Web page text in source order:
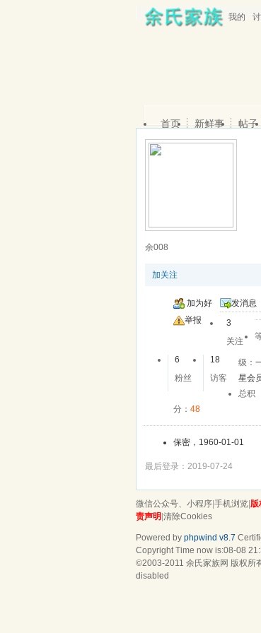
我的
首页 新鲜事 帖子
余008
加关注
加为好
友
发消息
举报
3
关注
6
粉丝
18
访客
级：
星会
总积
分： 48
保密，1960-01-01
最后登录：2019-07-24
微信公众号、小程序 手机浏览 版
责声明 清除Cookies
Powered by phpwind v8.7
Copyright Time now is:08-08
©2003-2011 余氏家族网 版权所
disabled